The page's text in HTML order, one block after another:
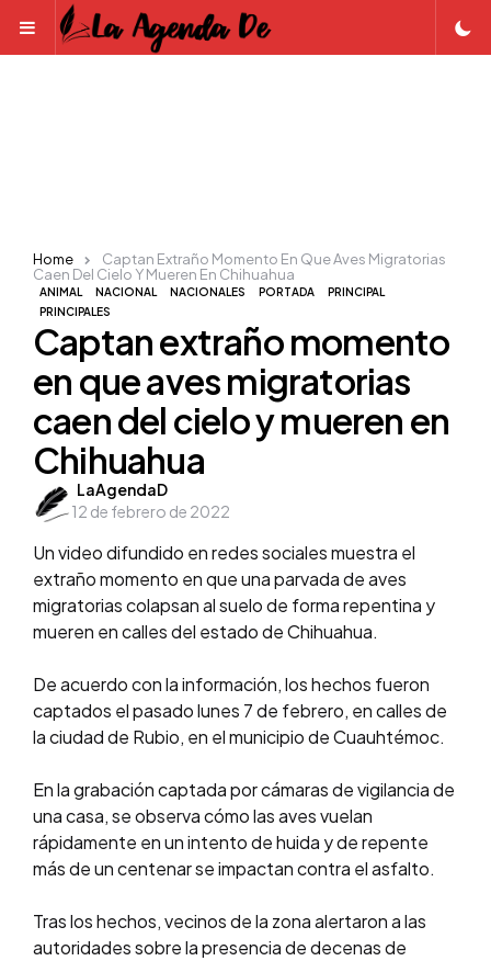
Menu
ANIMAL NACIONAL NACIONALES PORTADA
PRINCIPAL
PRINCIPALES
Captan extraño momento
en que aves migratorias
caen del cielo y mueren en
Chihuahua
Posted
by
LaAgendaD
12 de febrero de 2022
Home
Captan Extraño Momento En Que Aves Migratorias
Caen Del Cielo Y Mueren En Chihuahua
Un video difundido en redes sociales muestra el
extraño momento en que una parvada de aves
migratorias colapsan al suelo de forma repentina y
mueren en calles del estado de Chihuahua.
De acuerdo con la información, los hechos fueron
captados el pasadolunes 7 de febrero, en calles de
la ciudad de Rubio, en el municipio de Cuauhtémoc.
En la grabación captada por cámaras de vigilancia de
una casa, se observa cómo las aves vuelan
rápidamente en un intento de huida y de repente
más de un centenar se impactan contra el asfalto.
Tras los hechos, vecinos de la zona alertaron a las
autoridades sobre la presencia de decenas de